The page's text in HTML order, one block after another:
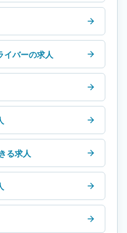
イバーの求人
る求人